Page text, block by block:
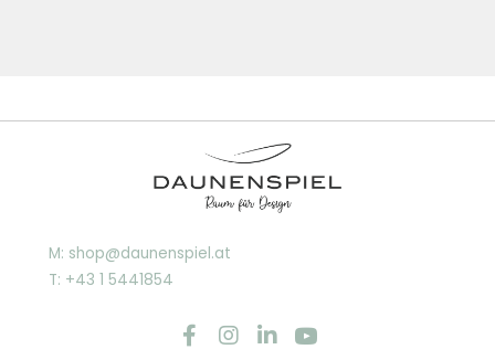
M: shop@daunenspiel.at
T: +43 1 5441854